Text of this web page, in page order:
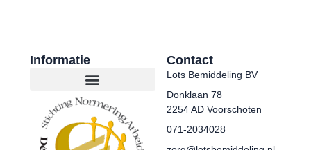
Informatie Contact
Lots Bemiddeling BV
Donklaan 78
2254 AD Voorschoten
071-2034028